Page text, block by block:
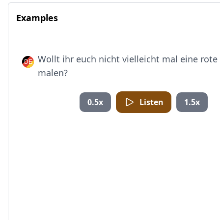
Examples
Wollt ihr euch nicht vielleicht mal eine rote
malen?
0.5x Listen 1.5x